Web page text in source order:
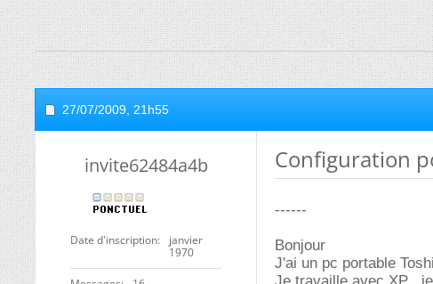
27/07/2009, 21h55
invite62484a4b
Date d'inscription
janvier
1970
Configuration
------
Bonjour
J'ai un pc portable